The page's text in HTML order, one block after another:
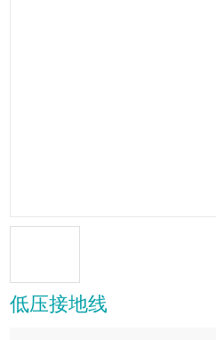
低压接地线